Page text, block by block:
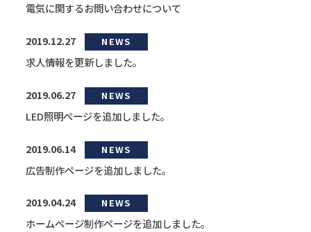
電気に関するお問い合わせについて
2019.12.27 NEWS
求人情報を更新しました。
2019.06.27 NEWS
LED照明ページを追加しました。
2019.06.14 NEWS
広告制作ページを追加しました。
2019.04.24 NEWS
ホームページ制作ページを追加しました。